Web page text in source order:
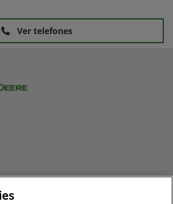
Ver telefones